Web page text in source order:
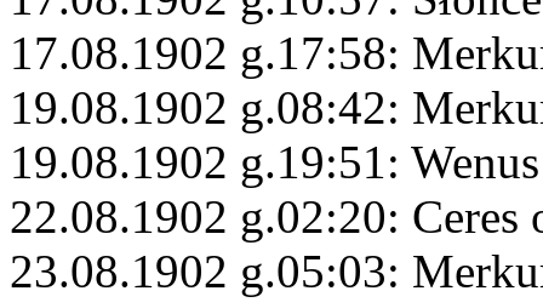
17.08.1902 g.17:58:
19.08.1902 g.08:42:
19.08.1902 g.19:51:
22.08.1902 g.02:20: Ceres
23.08.1902 g.05:03: